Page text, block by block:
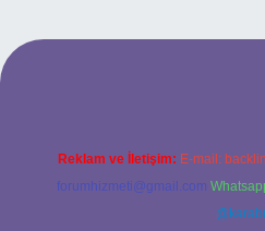
Reklam ve İletişim: E-mail:
forumhizmeti@gmail.com